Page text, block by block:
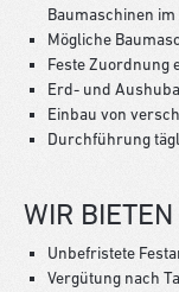
Baumaschinen
Mögliche
Feste Zuordnung
Erd- und
Einbau von
Durchführung
WIR
Unbefristete
Vergütung nach